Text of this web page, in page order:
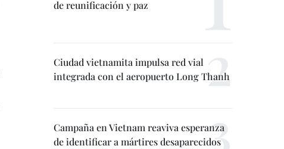
de reunificación y paz
Ciudad vietnamita impulsa red vial
integrada con el aeropuerto Long Thanh
Campaña en Vietnam reaviva esperanza
de identificar a mártires desaparecidos